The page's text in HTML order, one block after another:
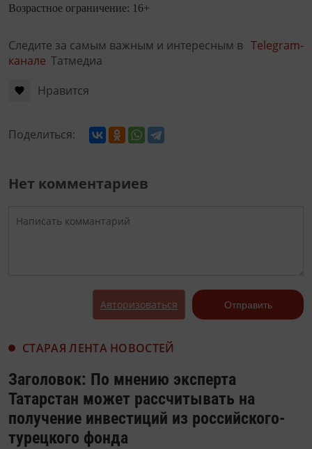
Возрастное ограничение: 16+
Следите за самым важным и интересным в Telegram-
канале Татмедиа
Нравится
Поделиться:
Нет комментариев
Авторизоваться Отправить
СТАРАЯ ЛЕНТА НОВОСТЕЙ
Заголовок: По мнению эксперта
Татарстан может рассчитывать на
получение инвестиций из российского-
турецкого фонда